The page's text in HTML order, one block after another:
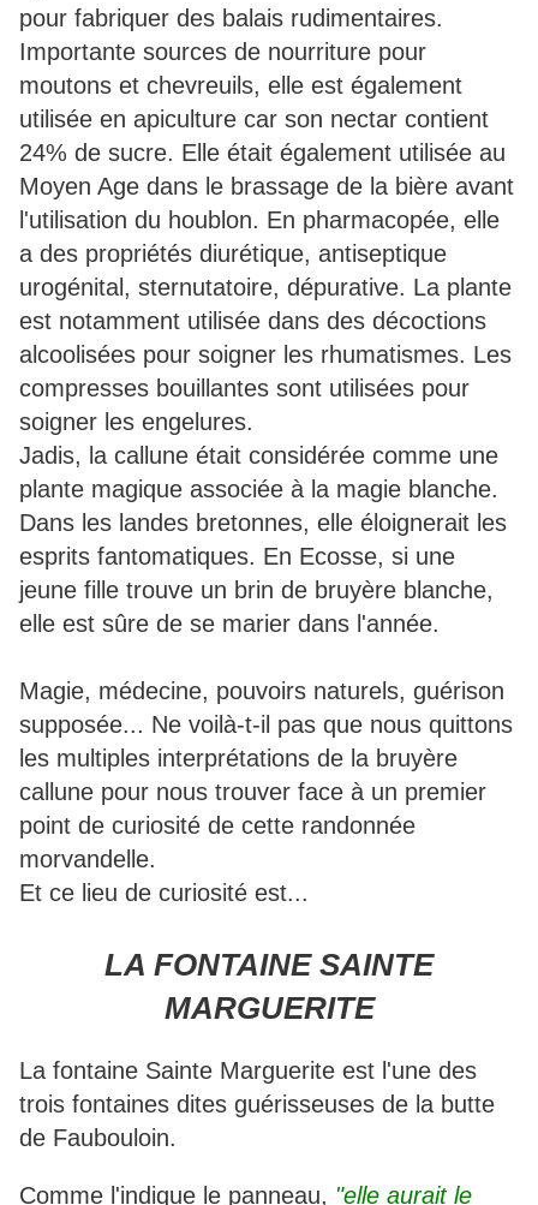
pour fabriquer des balais rudimentaires.
Importante sources de nourriture pour
moutons et chevreuils, elle est également
utilisée en apiculture car son nectar contient
24% de sucre. Elle était également utilisée au
Moyen Age dans le brassage de la bière avant
l'utilisation du houblon. En pharmacopée, elle
a des propriétés diurétique, antiseptique
urogénital, sternutatoire, dépurative. La plante
est notamment utilisée dans des décoctions
alcoolisées pour soigner les rhumatismes. Les
compresses bouillantes sont utilisées pour
soigner les engelures.
Jadis, la callune était considérée comme une
plante magique associée à la magie blanche.
Dans les landes bretonnes, elle éloignerait les
esprits fantomatiques. En Ecosse, si une
jeune fille trouve un brin de bruyère blanche,
elle est sûre de se marier dans l'année.
Magie, médecine, pouvoirs naturels, guérison
supposée... Ne voilà-t-il pas que nous quittons
les multiples interprétations de la bruyère
callune pour nous trouver face à un premier
point de curiosité de cette randonnée
morvandelle.
Et ce lieu de curiosité est...
LA FONTAINE SAINTE
MARGUERITE
La fontaine Sainte Marguerite est l'une des
trois fontaines dites guérisseuses de la butte
de Faubouloin.
Comme l'indique le panneau, "elle aurait le